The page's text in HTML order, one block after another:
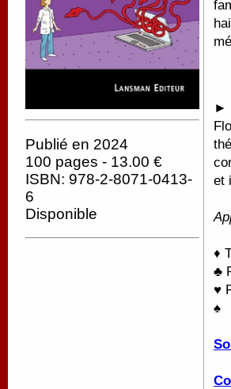
Publié en 2024
100 pages - 13.00 €
ISBN: 978-2-8071-0413-
6
Disponible
►
et
♦
♣
♥
♠